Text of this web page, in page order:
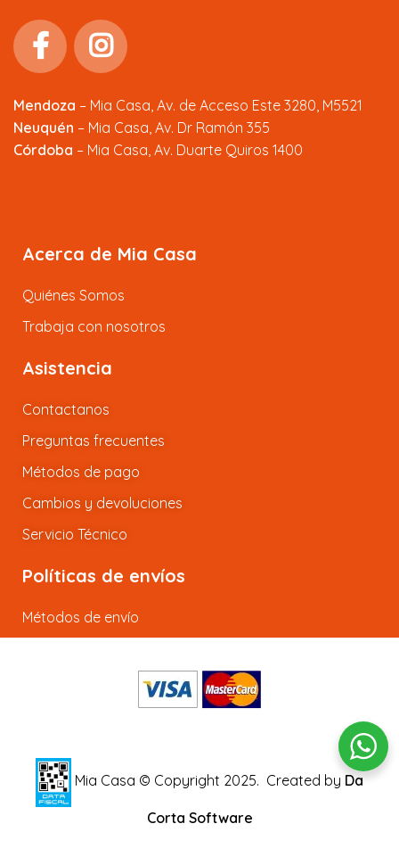
Mendoza – Mia Casa, Av. de Acceso Este 3280, M5521
Neuquén – Mia Casa, Av. Dr Ramón 355
Córdoba – Mia Casa, Av. Duarte Quiros 1400
Acerca de Mia Casa
Quiénes Somos
Trabaja con nosotros
Asistencia
Contactanos
Preguntas frecuentes
Métodos de pago
Cambios y devoluciones
Servicio Técnico
Políticas de envíos
Métodos de envío
Mia Casa © Copyright 2025. Created by Da
Corta Software